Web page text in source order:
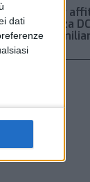
dati
Condor
Piacenza
Park